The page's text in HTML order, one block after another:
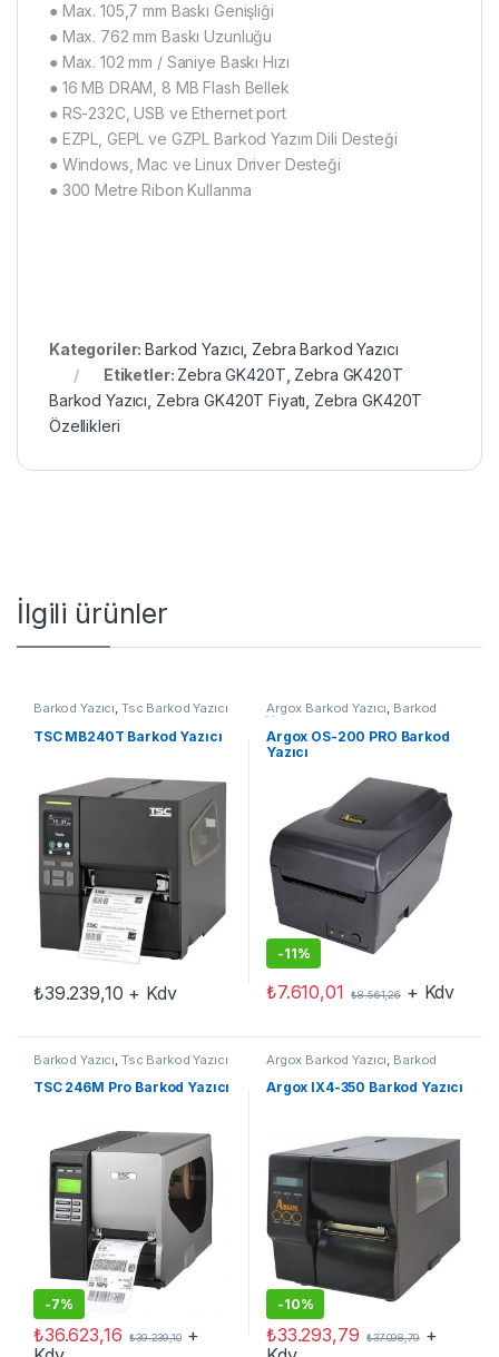
● Max. 105,7 mm Baskı Genişliği
● Max. 762 mm Baskı Uzunluğu
● Max. 102 mm / Saniye Baskı Hızı
● 16 MB DRAM, 8 MB Flash Bellek
● RS-232C, USB ve Ethernet port
● EZPL, GEPL ve GZPL Barkod Yazım Dili Desteği
● Windows, Mac ve Linux Driver Desteği
● 300 Metre Ribon Kullanma
Kategoriler:Barkod Yazıcı Zebra Barkod Yazıcı
Etiketler: Zebra GK420T Zebra GK420T
Barkod Yazıcı Zebra GK420T Fiyatı Zebra GK420T
Özellikleri
İlgili ürünler
Barkod Yazıcı, Tsc Barkod Yazıcı
TSC MB240T Barkod Yazıcı
₺39.239,10 + Kdv
Argox Barkod Yazıcı, Barkod
Yazıcı
Argox OS-200 PRO Barkod
Yazıcı
-11%
₺7.610,01 ₺8.561,26 + Kdv
Barkod Yazıcı Tsc Barkod Yazıcı
TSC 246M Pro Barkod Yazıcı
-7%
₺36.623,16 ₺39.239,10+
Argox Barkod Yazıcı Barkod
Yazıcı
Argox IX4-350 Barkod Yazıcı
-10%
₺33.293,79 ₺37.098,79+